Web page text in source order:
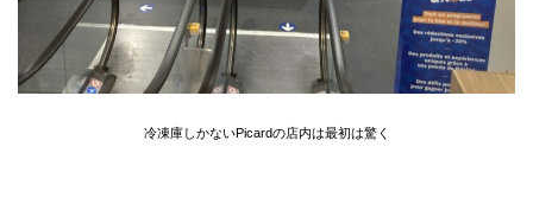
冷凍庫しかないPicardの店内は最初は驚く